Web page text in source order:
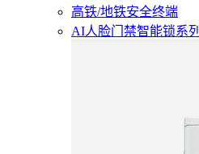
高铁/地铁安全终端
AI人脸门禁智能锁系列